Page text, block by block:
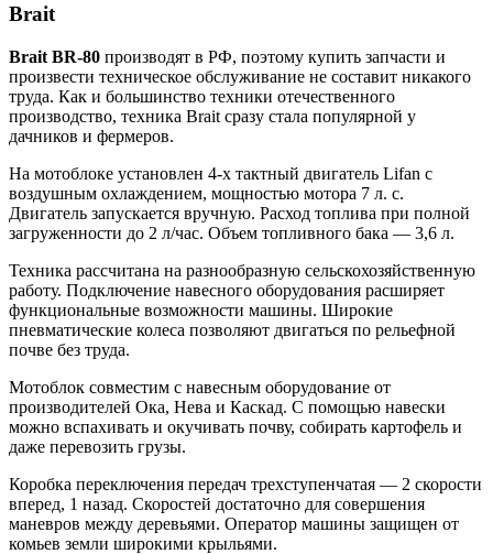
Brait
Brait BR-80 производят в РФ, поэтому купить запчасти и
произвести техническое обслуживание не составит никакого
труда. Как и большинство техники отечественного
производство, техника Brait сразу стала популярной у
дачников и фермеров.
На мотоблоке установлен 4-х тактный двигатель Lifan с
воздушным охлаждением, мощностью мотора 7 л. с.
Двигатель запускается вручную. Расход топлива при полной
загруженности до 2 л/час. Объем топливного бака — 3,6 л.
Техника рассчитана на разнообразную сельскохозяйственную
работу. Подключение навесного оборудования расширяет
функциональные возможности машины. Широкие
пневматические колеса позволяют двигаться по рельефной
почве без труда.
Мотоблок совместим с навесным оборудование от
производителей Ока, Нева и Каскад. С помощью навески
можно вспахивать и окучивать почву, собирать картофель и
даже перевозить грузы.
Коробка переключения передач трехступенчатая — 2 скорости
вперед, 1 назад. Скоростей достаточно для совершения
маневров между деревьями. Оператор машины защищен от
комьев земли широкими крыльями.